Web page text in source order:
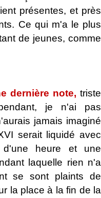
présentes, et près
Ce qui m'a le plus
de jeunes, comme
dernière note, triste
je n'ai pas
jamais imaginé
serait liquidé avec
d'une heure et une
laquelle rien n'a
se sont plaints de
la place à la fin de la